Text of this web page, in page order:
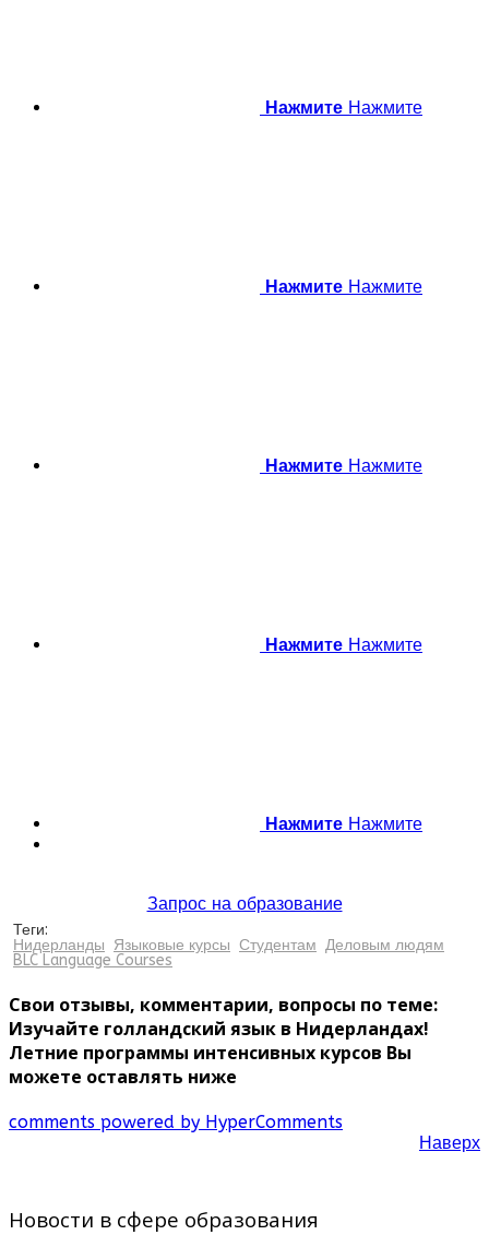
Нажмите Нажмите
Нажмите Нажмите
Нажмите Нажмите
Нажмите Нажмите
Нажмите Нажмите
Запрос на образование
Теги:
Нидерланды Языковые курсы Студентам Деловым людям
BLC Language Courses
Свои отзывы, комментарии, вопросы по теме:
Изучайте голландский язык в Нидерландах!
Летние программы интенсивных курсов Вы
можете оставлять ниже
comments powered by HyperComments
Наверх
Новости в сфере образования